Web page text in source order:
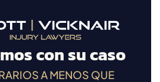
con su caso
A MENOS QUE